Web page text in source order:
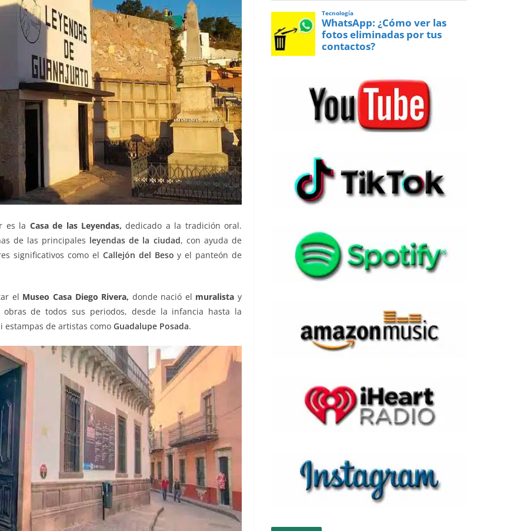
es la Casa de las Leyendas, dedicado a la tradición oral.
de las principales leyendas de la ciudad, con ayuda de
significativos como el Callejón del Beso y el panteón de
el Museo Casa Diego Rivera, donde nació el muralista y
de todos sus periodos, desde la infancia hasta la
estampas de artistas como Guadalupe Posada.